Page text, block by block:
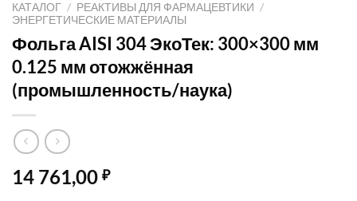
КАТАЛОГ / РЕАКТИВЫ ДЛЯ ФАРМАЦЕВТИКИ /
ЭНЕРГЕТИЧЕСКИЕ МАТЕРИАЛЫ
Фольга AISI 304 ЭкоТек: 300×300 мм
0.125 мм отожжённая
(промышленность/наука)
14 761,00 ₽